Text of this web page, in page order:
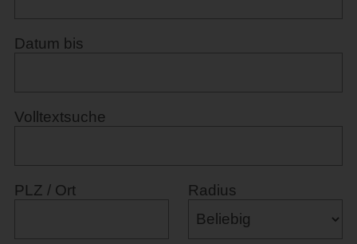
Datum bis
Volltextsuche
PLZ / Ort Radius